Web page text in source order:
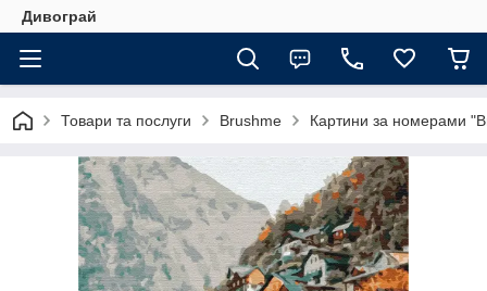
Дивограй
Товари та послуги Brushme Картини за номерами